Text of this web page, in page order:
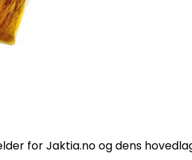
for Jaktia.no og dens